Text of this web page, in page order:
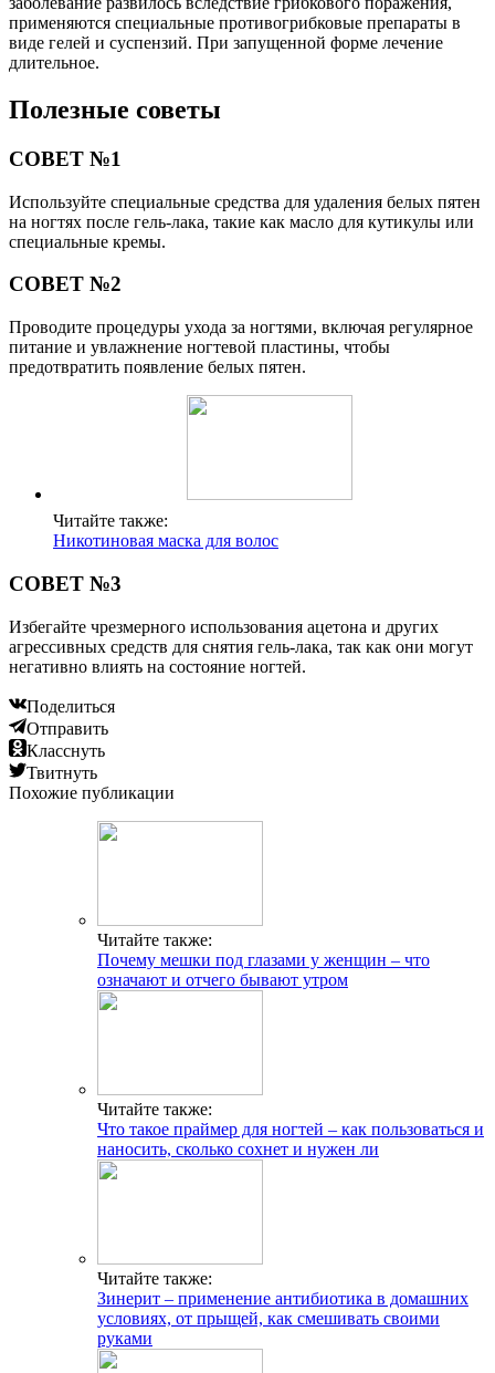
применяются специальные противогрибковые препараты в
виде гелей и суспензий. При запущенной форме лечение
длительное.
Полезные советы
СОВЕТ №1
Используйте специальные средства для удаления белых пятен
на ногтях после гель-лака, такие как масло для кутикулы или
специальные кремы.
СОВЕТ №2
Проводите процедуры ухода за ногтями, включая регулярное
питание и увлажнение ногтевой пластины, чтобы
предотвратить появление белых пятен.
Читайте также:
Никотиновая маска для волос
СОВЕТ №3
Избегайте чрезмерного использования ацетона и других
агрессивных средств для снятия гель-лака, так как они могут
негативно влиять на состояние ногтей.
Поделиться
Отправить
Класснуть
Твитнуть
Похожие публикации
Читайте также:
Почему мешки под глазами у женщин – что
означают и отчего бывают утром
Читайте также:
Что такое праймер для ногтей – как пользоваться и
наносить, сколько сохнет и нужен ли
Читайте также:
Зинерит – применение антибиотика в домашних
условиях, от прыщей, как смешивать своими
руками